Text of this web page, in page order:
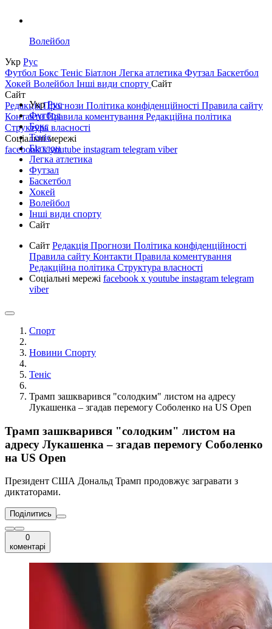
Волейбол
Укр Рус
Футбол Бокс Теніс Біатлон Легка атлетика Футзал Баскетбол
Хокей Волейбол Інші види спорту Сайт
Сайт
РедакціяПрогнози Політика конфіденційності Правила сайту
КонтактиПравила коментування Редакційна політика
Структура власності
Соціальні мережі
facebookxyoutube instagram telegram viber
УкрРус
Футбол
Бокс
Теніс
Біатлон
Легка атлетика
Футзал
Баскетбол
Хокей
Волейбол
Інші види спорту
Сайт
Сайт Редакція Прогнози Політика конфіденційності
Правила сайту Контакти Правила коментування
Редакційна політика Структура власності
Соціальні мережі facebook x youtube instagram telegram
viber
Спорт
Новини Спорту
Теніс
Трамп зашкварився "солодким" листом на адресу
Лукашенка – згадав перемогу Соболенко на US Open
Трамп зашкварився "солодким" листом на
адресу Лукашенка – згадав перемогу Соболенко
на US Open
Президент США Дональд Трамп продовжує загравати з
диктаторами.
Поділитись
0
коментарі